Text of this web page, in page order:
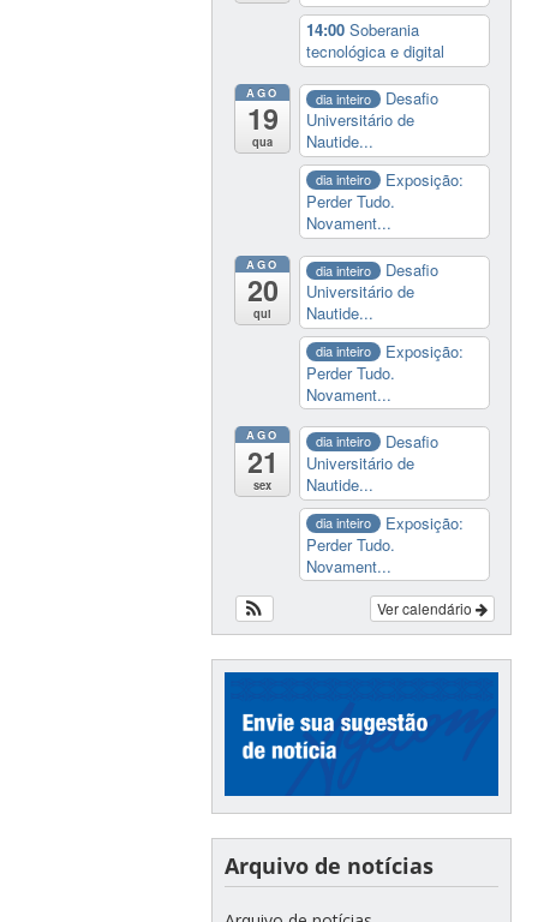
14:00Soberania
tecnológica e digital
AGO
19
qua
dia inteiro
Desafio
Universitário de
Nautide...
dia inteiro
Exposição:
Perder Tudo.
Novament...
AGO
20
qui
dia inteiro
Desafio
Universitário de
Nautide...
dia inteiro
Exposição:
Perder Tudo.
Novament...
AGO
21
sex
dia inteiro
Desafio
Universitário de
Nautide...
dia inteiro
Exposição:
Perder Tudo.
Novament...
Ver calendário
Arquivo de notícias